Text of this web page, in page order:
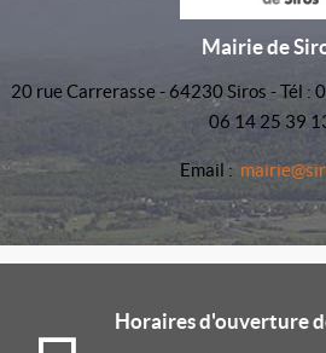
Mairie de
20 rue Carrerasse - 64230 Siros - Tél :
06 14 25 39
Email :
Horaires d'ouverture